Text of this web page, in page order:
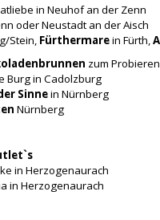
in Neuhof an der Zenn
oder Neustadt an der Aisch
Stein, Fürthermarein Fürth,
zum
Burg in Cadolzburg
Sinnein Nürnberg
Nürnberg
in Herzogenaurach
in Herzogenaurach